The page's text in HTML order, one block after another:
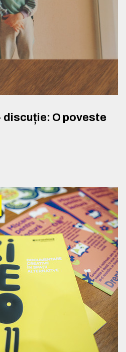
discuție: O poveste